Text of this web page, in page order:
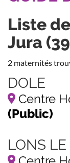
Liste
Jura
2 maternités
DOLE
Centre
(Public)
LONS